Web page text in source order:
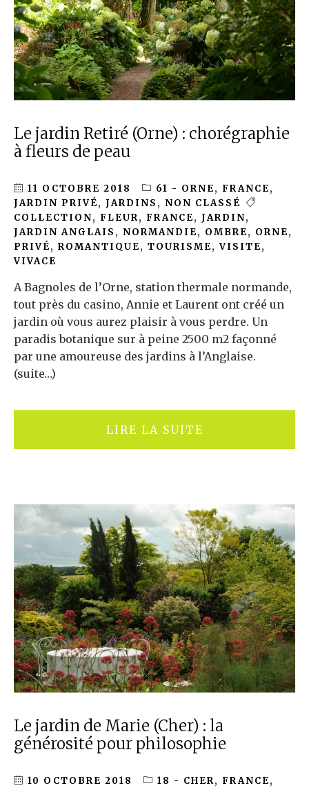
Le jardin Retiré (Orne) : chorégraphie
à fleurs de peau
11 OCTOBRE 2018 61 - ORNE, FRANCE,
JARDIN PRIVÉ, JARDINS , NON CLASSÉ
COLLECTION, FLEUR, FRANCE, JARDIN,
JARDIN ANGLAIS , NORMANDIE, OMBRE, ORNE,
PRIVÉ, ROMANTIQUE, TOURISME,VISITE,
VIVACE
A Bagnoles de l’Orne, station thermale normande,
tout près du casino, Annie et Laurent ont créé un
jardin où vous aurez plaisir à vous perdre. Un
paradis botanique sur à peine 2500 m2 façonné
par une amoureuse des jardins à l’Anglaise.
(suite…)
LIRE LA SUITE
Le jardin de Marie (Cher) : la
générosité pour philosophie
10 OCTOBRE 2018 18 - CHER, FRANCE,